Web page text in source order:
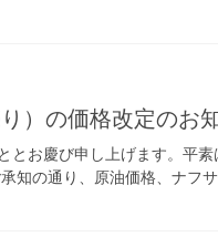
）の価格改定のお
お慶び申し上げます。平
知の通り、原油価格、ナフ